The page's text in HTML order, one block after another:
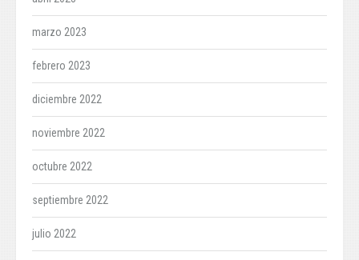
marzo 2023
febrero 2023
diciembre 2022
noviembre 2022
octubre 2022
septiembre 2022
julio 2022